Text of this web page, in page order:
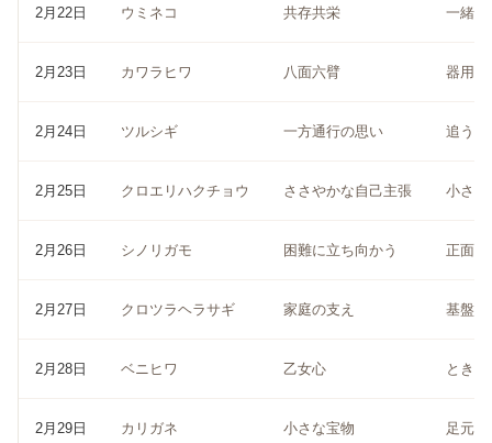
2月22日 ウミネコ 共存共栄 一緒
2月23日 カワラヒワ 八面六臂 器用
2月24日 ツルシギ 一方通行の思い 追う
2月25日 クロエリハクチョウ ささやかな自己主張 小さ
2月26日 シノリガモ 困難に立ち向かう 正面
2月27日 クロツラヘラサギ 家庭の支え 基盤
2月28日 ベニヒワ 乙女心 とき
2月29日 カリガネ 小さな宝物 足元